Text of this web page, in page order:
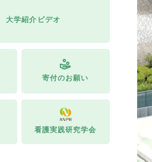
大学紹介ビデオ
寄付のお願い
看護実践研究学会